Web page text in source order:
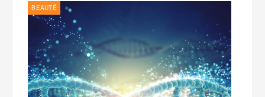
BEAUTÉ